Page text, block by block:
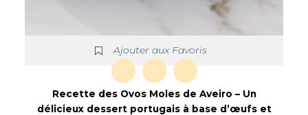
Ajouter aux Favoris
D R S
Recette des Ovos Moles de Aveiro – Un
délicieux dessert portugais à base d’œufs et